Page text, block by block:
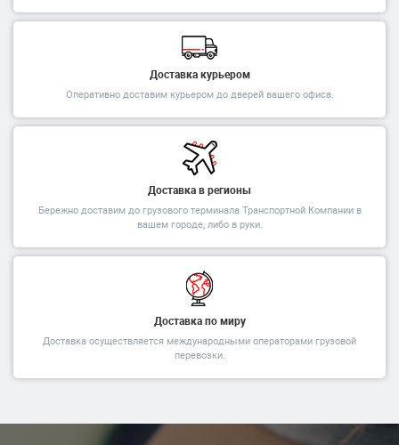
Доставка курьером
Оперативно доставим курьером до дверей вашего офиса.
Доставка в регионы
Бережно доставим до грузового терминала Транспортной Компании в
вашем городе, либо в руки.
Доставка по миру
Доставка осуществляется международными операторами грузовой
перевозки.